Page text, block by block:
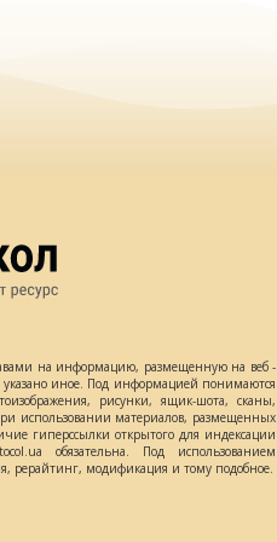
на информацию, размещенную на веб -
указано иное. Под информацией понимаются
рисунки, ящик-шота, сканы,
использовании материалов, размещенных
гиперссылки открытого для индексации
обязательна. Под использованием
рерайтинг, модификация и тому подобное.